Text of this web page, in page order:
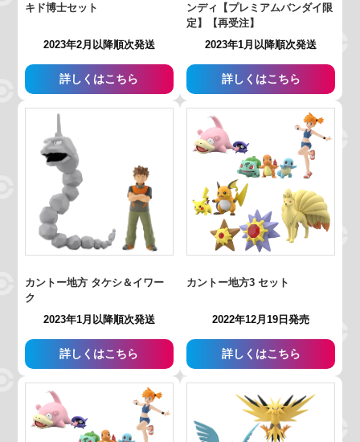
キド博士セット
2023年2月以降順次発送
詳しくはこちら
ンディ【プレミアムバンダイ限
定】【再受注】
2023年1月以降順次発送
詳しくはこちら
カントー地方 タケシ＆イワー
ク
2023年1月以降順次発送
詳しくはこちら
カントー地方3 セット
2022年12月19日発売
詳しくはこちら